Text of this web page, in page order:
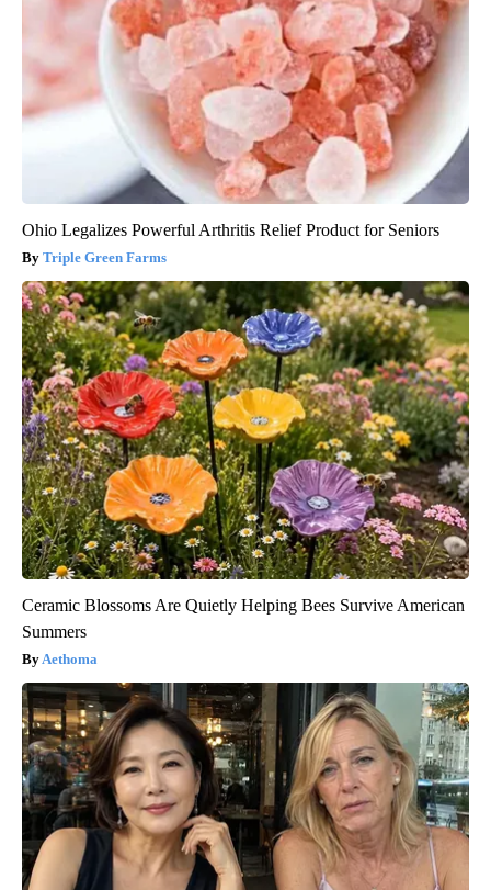
Ohio Legalizes Powerful Arthritis Relief Product for Seniors
Triple Green Farms
Ceramic Blossoms Are Quietly Helping Bees Survive American
Summers
Aethoma